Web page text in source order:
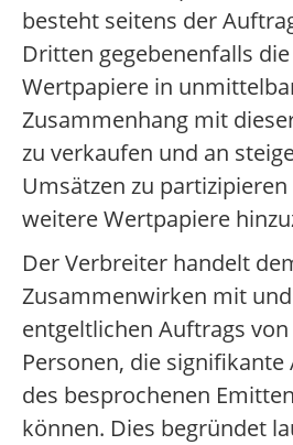
besteht seitens der
Dritten gegebenenfalls
Wertpapiere in
Zusammenhang mit
zu verkaufen und an
Umsätzen zu
weitere Wertpapiere
Der Verbreiter handelt
Zusammenwirken mit
entgeltlichen Auftrags
Personen, die
des besprochenen
können. Dies begründet